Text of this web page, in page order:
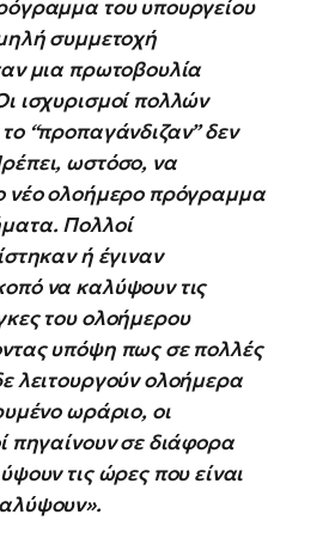
του υπουργείου
συμμετοχή
μια πρωτοβουλία
ισχυρισμοί πολλών
“προπαγάνδιζαν” δεν
ωστόσο, να
νέο ολοήμερο πρόγραμμα
Πολλοί
ή έγιναν
να καλύψουν τις
του ολοήμερου
υπόψη πως σε πολλές
λειτουργούν ολοήμερα
ωράριο, οι
πηγαίνουν σε διάφορα
τις ώρες που είναι